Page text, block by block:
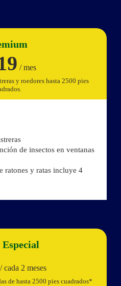
/ mes
y roedores hasta 2500 pies
de insectos en ventanas
ratones y ratas incluye 4
Especial
cada 2 meses
de hasta 2500 pies cuadrados*